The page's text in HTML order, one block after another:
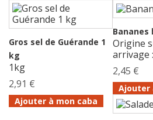
Gros sel de Guérande 1
kg
1kg
2,91 €
Ajouter à mon caba
Bananes
Origine
arrivage
2,45 €
Ajouter